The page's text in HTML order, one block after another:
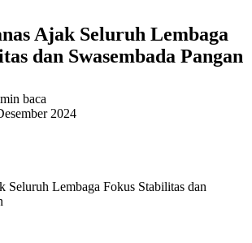
Ajak Seluruh Lembaga
dan Swasembada Pangan
baca
2024
Seluruh Lembaga Fokus Stabilitas dan